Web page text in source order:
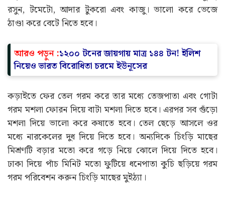
রসুন, টমেটো, আদার টুকরো এবং কাজু। ভালো করে ভেজে
ঠাণ্ডা করে বেটে নিতে হবে।
আরও পড়ুন :১২০০ টনের জায়গায় মাত্র ১৪৪ টন! ইলিশ
নিয়েও ভারত বিরোধিতা চরমে ইউনূসের
কড়াইতে ফের তেল গরম করে তার মধ্যে তেজপাতা এবং গোটা
গরম মশলা ফোরন দিয়ে বাটা মশলা দিতে হবে। এরপর সব গুঁড়ো
মশলা দিয়ে ভালো করে কষাতে হবে। তেল ছেড়ে আসলে ওর
মধ্যে নারকেলের দুধ দিয়ে দিতে হবে। অন্যদিকে চিংড়ি মাছের
মিশ্রণটি বড়ার মতো করে গড়ে নিয়ে ঝোলে দিয়ে দিতে হবে।
ঢাকা দিয়ে পাঁচ মিনিট মতো ফুটিয়ে ধনেপাতা কুচি ছড়িয়ে গরম
গরম পরিবেশন করুন চিংড়ি মাছের মুইঠ্যা।